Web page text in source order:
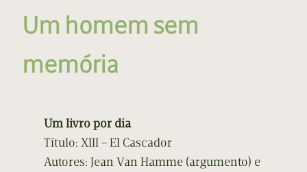
Um homem sem
memória
Um livro por dia
Título: XIII – El Cascador
Autores: Jean Van Hamme (argumento) e